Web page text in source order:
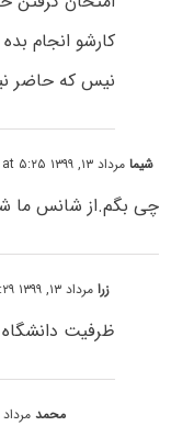
کارشو انجام
نیس که حاضر
شیمامرداد ۱۳, ۱۳۹۹ at ۵:۲۵ ب٫ظ
چی بگم.از شانس ما
زرامرداد ۱۳, ۱۳۹۹ at ۶:۲۹ ب٫ظ
ظرفیت
محمدمرداد ۱۳, ۱۳۹۹ at ۹:۴۰ ب٫ظ